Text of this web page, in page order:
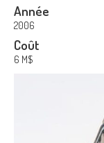
Année
2006
Coût
6 M$